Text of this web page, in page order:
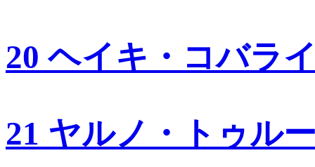
20 ヘイキ・コバラ
21 ヤルノ・トゥル